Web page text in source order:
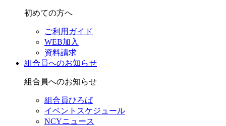
初めての方へ
ご利用ガイド
WEB加入
資料請求
組合員へのお知らせ
組合員へのお知らせ
組合員ひろば
イベントスケジュール
NCYニュース